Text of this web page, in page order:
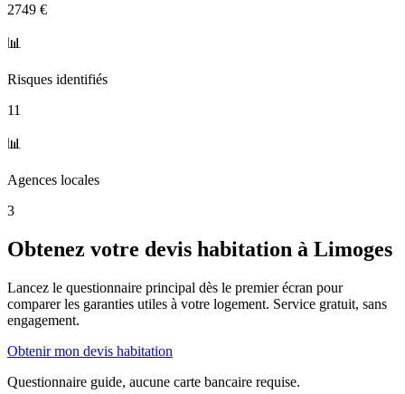
2749 €
📊
Risques identifiés
11
📊
Agences locales
3
Obtenez votre devis habitation à Limoges
Lancez le questionnaire principal dès le premier écran pour
comparer les garanties utiles à votre logement. Service gratuit, sans
engagement.
Obtenir mon devis habitation
Questionnaire guide, aucune carte bancaire requise.